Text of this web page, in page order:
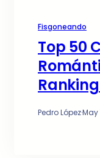
Fisgoneando
Top 50
Pedro López·May